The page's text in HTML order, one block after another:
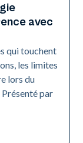
avec
qui touchent
les limites
lors du
par